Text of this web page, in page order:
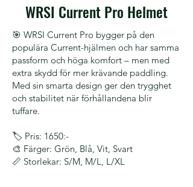
WRSI Current Pro Helmet
🎯 WRSI Current Pro bygger på den
populära Current-hjälmen och har samma
passform och höga komfort – men med
extra skydd för mer krävande paddling.
Med sin smarta design ger den trygghet
och stabilitet när förhållandena blir
tuffare.
🏷️ Pris: 1650:-
🎨 Färger: Grön, Blå, Vit, Svart
📏 Storlekar: S/M, M/L, L/XL